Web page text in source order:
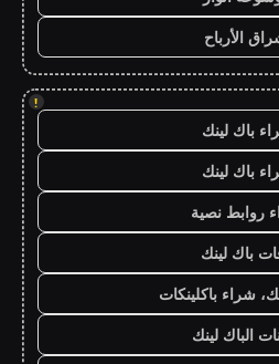
الأرباح
!
باك لينك
باك لينك
روابط نصية
باك لينك
شراء باكلينكات
الباك لينك